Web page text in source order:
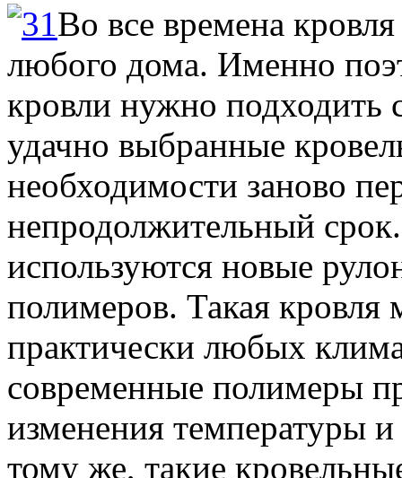
Во все времена
любого дома. Именно
кровли нужно
удачно выбранные
необходимости заново
непродолжительный
используются новые
полимеров. Такая кровля
практически любых
современные полимеры
изменения температуры
тому же, такие